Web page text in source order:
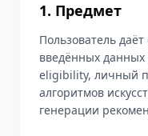
1. Предмет
Пользователь
введённых данных
eligibility, личный
алгоритмов
генерации